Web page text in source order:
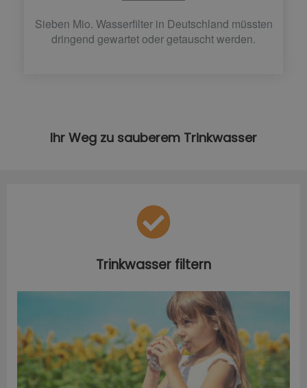
Sieben Mio. Wasserfilter in Deutschland müssten
dringend gewartet oder getauscht werden.
Ihr Weg zu sauberem Trinkwasser
Trinkwasser filtern